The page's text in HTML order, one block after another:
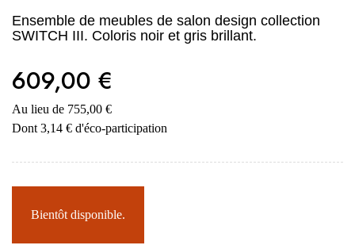
Ensemble de meubles de salon design collection
SWITCH III. Coloris noir et gris brillant.
609,00 €
Au lieu de 755,00 €
Dont 3,14 € d'éco-participation
Bientôt disponible.